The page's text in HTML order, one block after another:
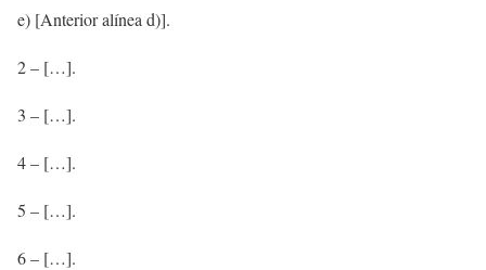
e) [Anterior alínea d)].
2 – […].
3 – […].
4 – […].
5 – […].
6 – […].